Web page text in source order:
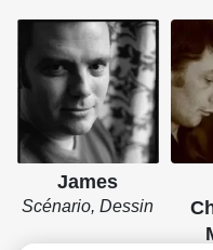
James
Scénario, Dessin